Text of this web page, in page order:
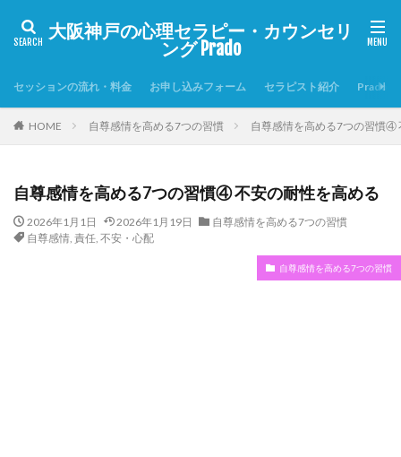
大阪神戸の心理セラピー・カウンセリ
ング Prado
セッションの流れ・料金 お申し込みフォーム セラピスト紹介 Pradoへ
HOME 自尊感情を高める7つの習慣 自尊感情を高める7つの習慣④
自尊感情を高める7つの習慣④ 不安の耐性を高める
2026年1月1日 2026年1月19日
自尊感情を高める7つの習慣
自尊感情, 責任, 不安・心配
自尊感情を高める7つの習慣